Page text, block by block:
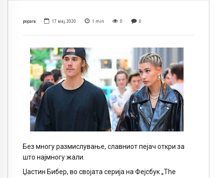
popara 17 мај, 2020 1 min 0 0
Без многу размислување, славниот пејач откри за
што најмногу жали.
Џастин Бибер, во својата серија на Фејсбук „The